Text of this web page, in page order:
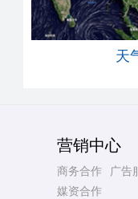
天
营销中心
商务合作
广告
媒资合作